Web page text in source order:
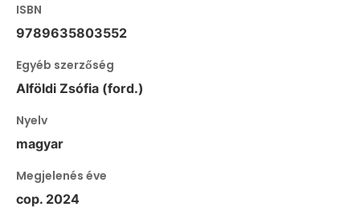
ISBN
9789635803552
Egyéb szerzőség
Alföldi Zsófia (ford.)
Nyelv
magyar
Megjelenés éve
cop. 2024